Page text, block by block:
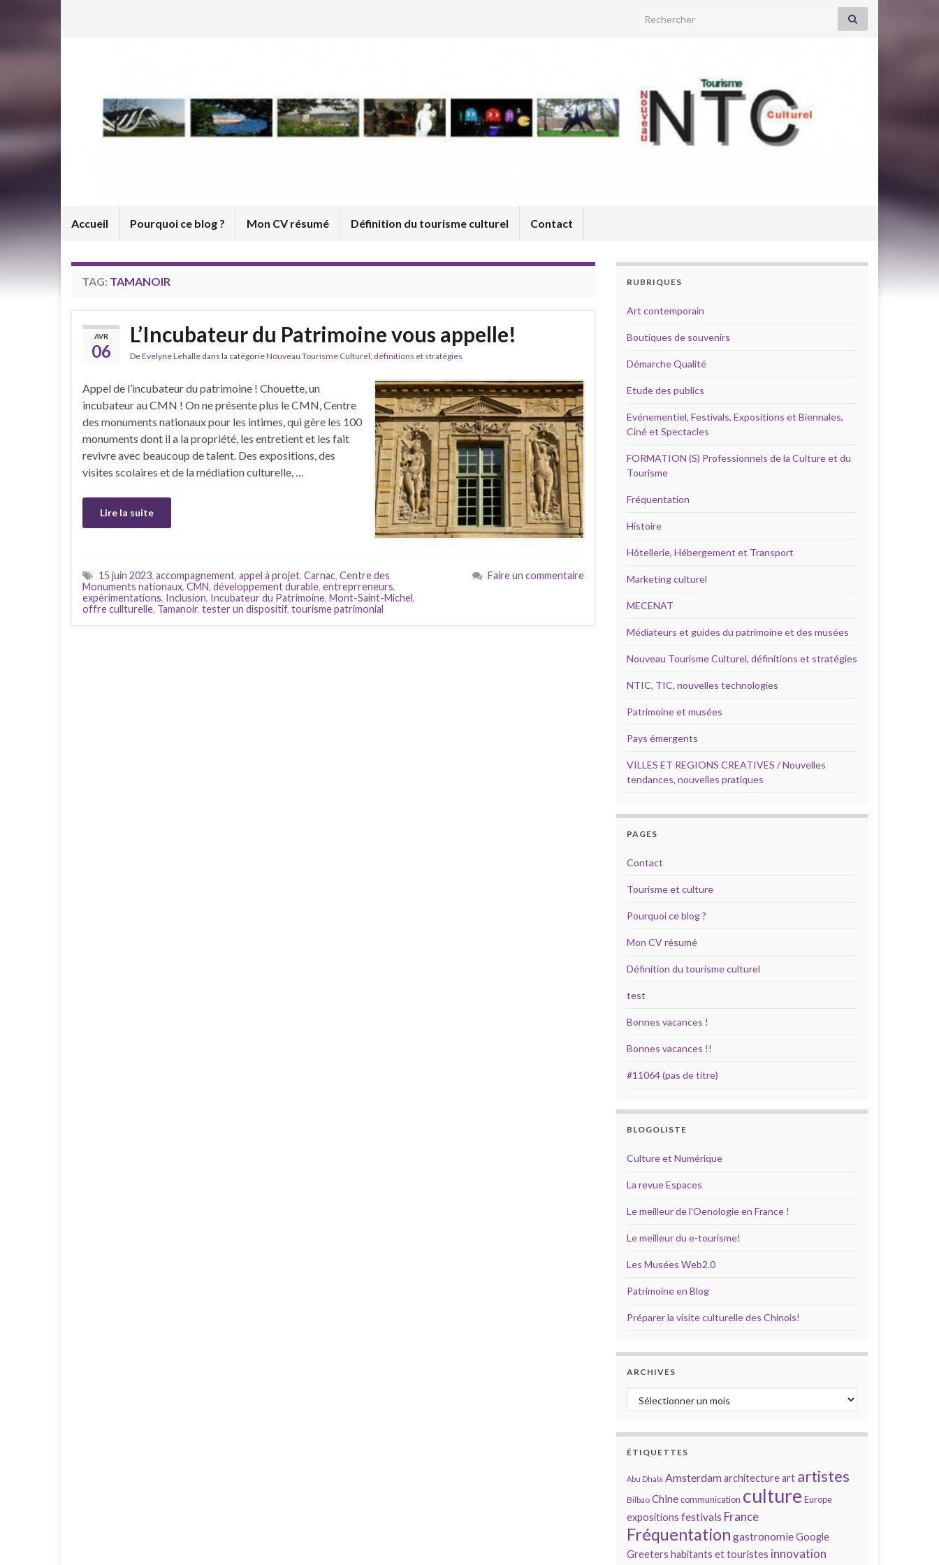
Search for:
Accueil Pourquoi ce blog ? Mon CV résumé Définition du tourisme culturel Contact
TAG: TAMANOIR
AVR
06
L’Incubateur du Patrimoine vous appelle!
DeEvelyne Lehalle dans la catégorieNouveau Tourisme Culturel, définitions et stratégies
Appel de l’incubateur du patrimoine ! Chouette, un
incubateur au CMN ! On ne présente plus le CMN, Centre
des monuments nationaux pour les intimes, qui gère les 100
monuments dont il a la propriété, les entretient et les fait
revivre avec beaucoup de talent. Des expositions, des
visites scolaires et de la médiation culturelle, …
Lire la suite
15 juin 2023, accompagnement, appel à projet, Carnac, Centre des
Monuments nationaux, CMN, développement durable, entreprreneurs,
expérimentations, Inclusion, Incubateur du Patrimoine, Mont-Saint-Michel,
offre cullturelle, Tamanoir, tester un dispositif, tourisme patrimonial
Faire un commentaire
RUBRIQUES
Art contemporain
Boutiques de souvenirs
Démarche Qualité
Etude des publics
Evénementiel, Festivals, Expositions et Biennales,
Ciné et Spectacles
FORMATION (S) Professionnels de la Culture et du
Tourisme
Fréquentation
Histoire
Hôtellerie, Hébergement et Transport
Marketing culturel
MECENAT
Médiateurs et guides du patrimoine et des musées
Nouveau Tourisme Culturel, définitions et stratégies
NTIC, TIC, nouvelles technologies
Patrimoine et musées
Pays émergents
VILLES ET REGIONS CREATIVES / Nouvelles
tendances, nouvelles pratiques
PAGES
Contact
Tourisme et culture
Pourquoi ce blog ?
Mon CV résumé
Définition du tourisme culturel
test
Bonnes vacances !
Bonnes vacances !!
#11064 (pas de titre)
BLOGOLISTE
Culture et Numérique
La revue Espaces
Le meilleur de l'Oenologie en France !
Le meilleur du e-tourisme!
Les Musées Web2.0
Patrimoine en Blog
Préparer la visite culturelle des Chinois!
ARCHIVES
Archives
ÉTIQUETTES
Abu Dhabi Amsterdamarchitectureart artistes
Bilbao Chinecommunication culture Europe
expositions festivals France
Fréquentation gastronomieGoogle
Greeters habitants et touristes innovation